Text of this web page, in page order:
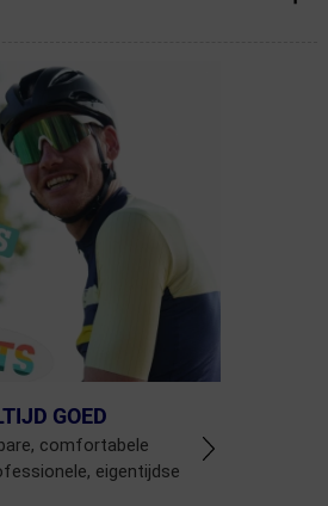
GOED
comfortabele
eigentijdse